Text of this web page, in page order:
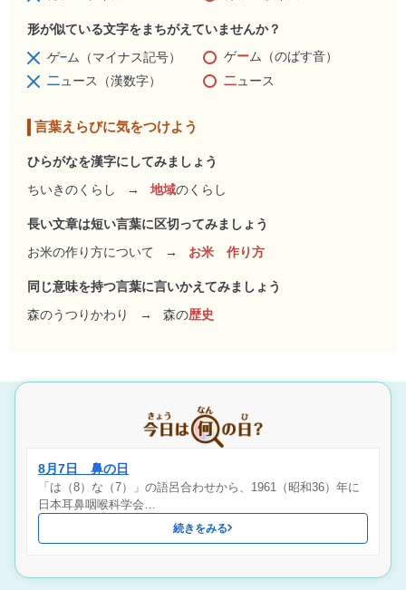
形が似ている文字をまちがえていませんか？
ゲ−ム（マイナス記号） ゲーム（のばす音）
二ュース（漢数字） 二ュース
言葉えらびに気をつけよう
ひらがなを漢字にしてみましょう
ちいきのくらし
→ 地域のくらし
長い文章は短い言葉に区切ってみましょう
お米の作り方について
→ お米 作り方
同じ意味を持つ言葉に言いかえてみましょう
森のうつりかわり
→ 森の歴史
8月7日 鼻の日
「は（8）な（7）」の語呂合わせから、1961（昭和36）年に
日本耳鼻咽喉科学会…
続きをみる